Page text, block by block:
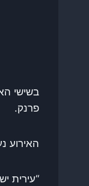
פרנק.
האירוע
“עירית